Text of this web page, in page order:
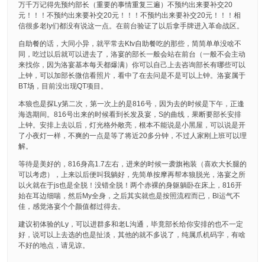
万千万记得先预约部长（重要的事情重复三遍）不预约出来要补交20
元！！！不预约出来要补交20元！！！不预约出来要补交20元！！！相
信很多老ly们都没有说这一点。在前台验证了以后拿手牌进入革命战区。
自助餐的话，大同小异，就平常去Ktv自助餐吃的那些，简简单单没啥不
同，吃过以后就可以进去了，洛宴的部长一般会站在前台（一般不会主动
来找你，因为洛宴基本每天都爆满）你可以自己上去咨询部长有哪些可以
上钟，可以加部长微信看照片，看中了在去问是不是可以上钟。洛宴属于
BT场，目前没出现QT项目。
本狼也是探Ly第二次，第一次上的是816号，因为去的时候是下午，正逢
海选期间。816号出来的时候看到长发及宴，S的曲线，果断要部长安排
上钟。安排上去以后，灯光格外敞亮，根本不能说是小黑屋，可以说是开
了小夜灯一样，不爽的一点是等了将近20多分钟，不过人家刚上班可以理
解。
等待是美好的，816身高1.7左右，进来的时候一袭旗袍装（喜欢大长腿的
可以考虑），上来以后便叫我躺好，先简单按摩再帮本狼脱光，洛宴之所
以火就在于js也是全脱！没错全脱！两个赤裸的身躯躺卧在床上，816开
始在耳边细喘，然后My全身，之后其实就也是按照流程而已，Bl运气不
佳，感觉洛宴个个颜值都过得去。
建议初体验的Ly，可以进群多和老L沟通，毕竟部长给你安排的也不一定
好，说可以上去选的也是扯淡，其他的就不多说了，纯属爪机码字，有啥
不好的地点，请见谅。